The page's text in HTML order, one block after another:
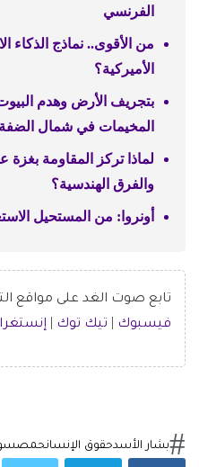
الفرنسي
من الأقوى.. نماذج الذكاء
الأميركية؟
بتجريف الأرض وهدم
المخيمات في شمال الضفة
لماذا تركز المقاومة بغزة
والفرق الهندسية؟
أونروا: من المستحيل
تابع صوت الغد على مواقع
فيسبوك | تيك توك |
بشار الأسدحقوق الإنسانحمص